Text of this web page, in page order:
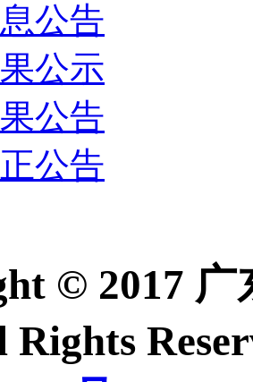
公告
公示
公告
公告
© 2017
Rights